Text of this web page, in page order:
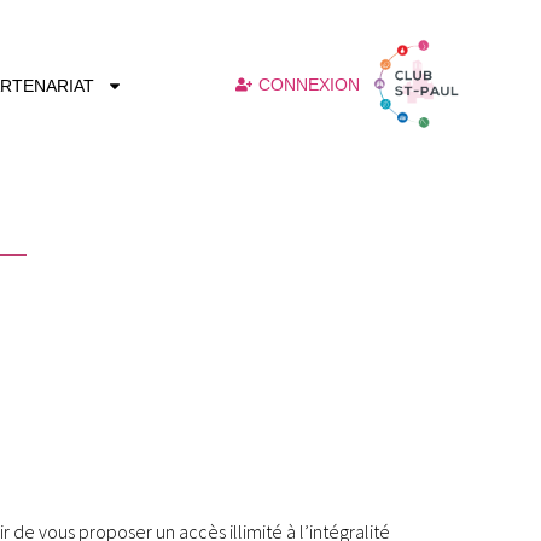
CONNEXION
de vous proposer un accès illimité à l’intégralité